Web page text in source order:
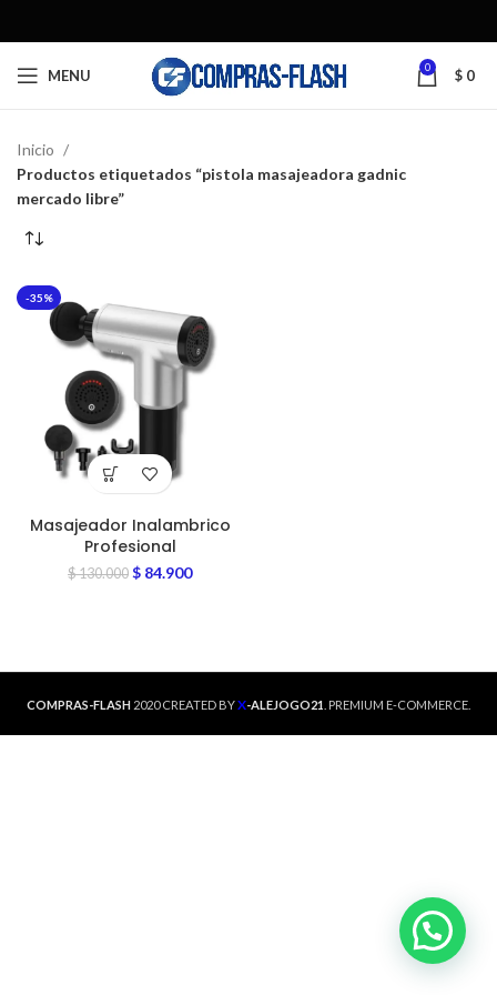
MENU 0 $ 0
Inicio
Productos etiquetados “pistola masajeadora gadnic
mercado libre”
-35%
Masajeador Inalambrico
Profesional
$130.000 $ 84.900
COMPRAS-FLASH 2020 CREATED BYX-ALEJOGO21 . PREMIUM E-COMMERCE.